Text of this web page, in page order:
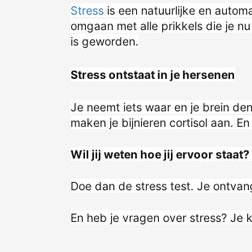
Stress is een natuurlijke en
omgaan met alle prikkels die je
is geworden.
Stress ontstaat in je hersenen
Je neemt iets waar en je brein
maken je bijnieren cortisol aan.
Wil jij weten hoe jij ervoor staat?
Doe dan de stress test. Je
En heb je vragen over stress? Je